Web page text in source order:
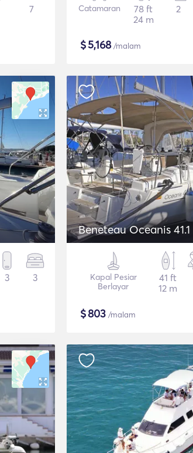
7 Catamaran
78 ft
24 m
2
$5,168/malam
3 3
Beneteau Oceanis 41.1
Kapal Pesiar
Berlayar
41 ft
12 m
$803 /malam